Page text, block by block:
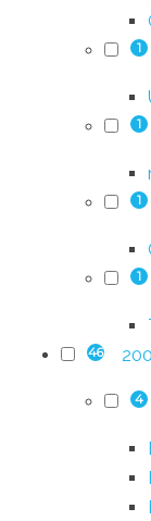
1
1
1
1
46
4